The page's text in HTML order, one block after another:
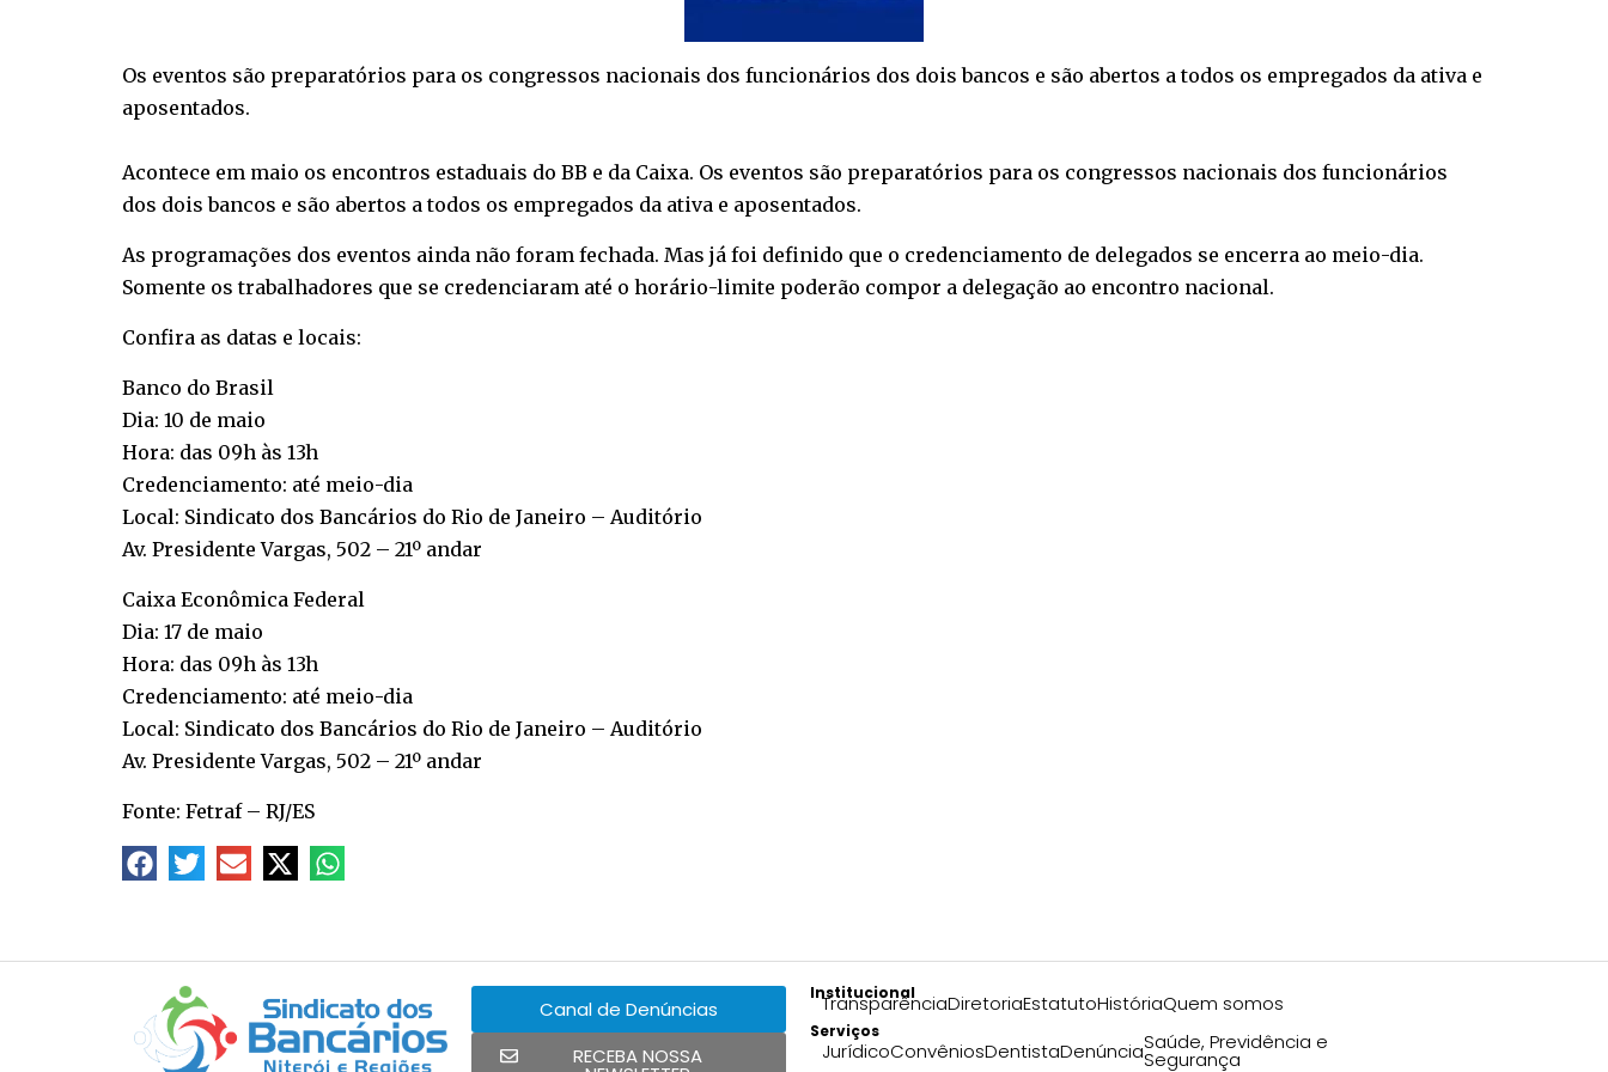
Os eventos são preparatórios para os congressos nacionais dos funcionários dos dois bancos e são abertos a todos os empregados da ativa e
aposentados.
Acontece em maio os encontros estaduais do BB e da Caixa. Os eventos são preparatórios para os congressos nacionais dos funcionários
dos dois bancos e são abertos a todos os empregados da ativa e aposentados.
As programações dos eventos ainda não foram fechada. Mas já foi definido que o credenciamento de delegados se encerra ao meio-dia.
Somente os trabalhadores que se credenciaram até o horário-limite poderão compor a delegação ao encontro nacional.
Confira as datas e locais:
Banco do Brasil
Dia: 10 de maio
Hora: das 09h às 13h
Credenciamento: até meio-dia
Local: Sindicato dos Bancários do Rio de Janeiro – Auditório
Av. Presidente Vargas, 502 – 21º andar
Caixa Econômica Federal
Dia: 17 de maio
Hora: das 09h às 13h
Credenciamento: até meio-dia
Local: Sindicato dos Bancários do Rio de Janeiro – Auditório
Av. Presidente Vargas, 502 – 21º andar
Fonte: Fetraf – RJ/ES
Canal de Denúncias
RECEBA NOSSA
Institucional
TransparênciaDiretoriaEstatutoHistóriaQuem somos
Serviços
JurídicoConvêniosDentistaDenúnciaSaúde, Previdência e
Segurança